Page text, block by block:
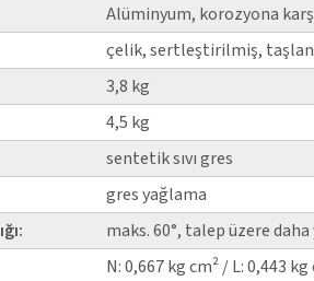
Alüminyum, korozyona
çelik, sertleştirilmiş,
3,8 kg
4,5 kg
senteti̇k sıvı gres
gres yağlama
maks. 60°, talep üzere
N: 0,667 kg cm² / L: 0,443 kg